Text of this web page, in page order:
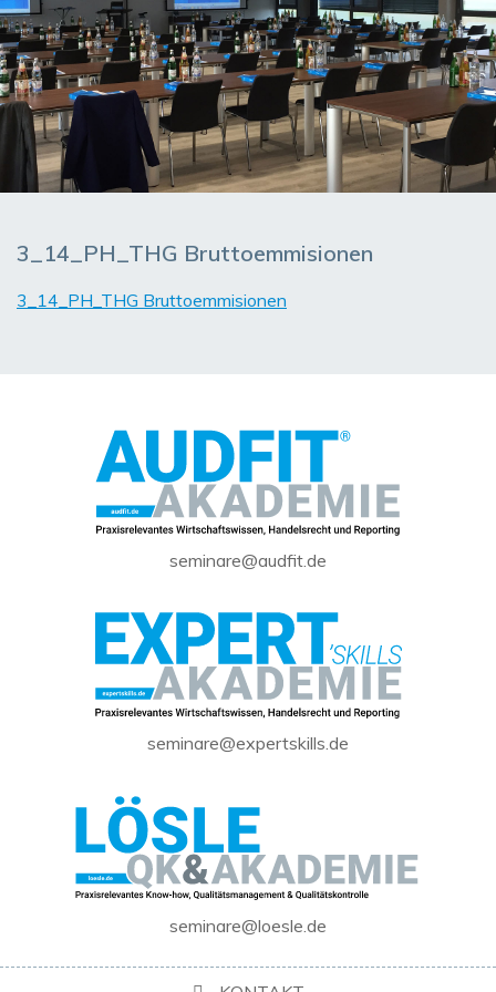
3_14_PH_THG Bruttoemmisionen
3_14_PH_THG Bruttoemmisionen
seminare@audfit.de
seminare@expertskills.de
seminare@loesle.de